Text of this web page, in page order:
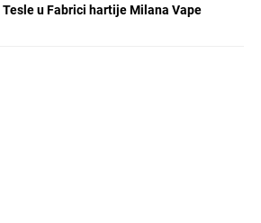
u Fabrici hartije Milana Vape